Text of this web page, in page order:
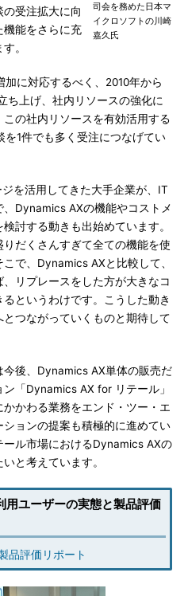
司会を務めた日本マ
イクロソフトの川崎
嘉久氏
の受注拡大に向
機能をさらに充
。
に対応するべく、2010年から
ち上げ、社内リソースの強化に
の社内リソースを有効活用する
1件でも多く受注につなげてい
を活用してきた大手企業が、IT
Dynamics AXの機能やコストメ
討する動きも出始めています。
だくさんすぎて全ての機能を使
で、Dynamics AXと比較して、
リプレースをした方が大きなコ
というわけです。こうした動き
つながっていくものと期待して
後、Dynamics AX単体の販売だ
「Dynamics AX for リテール」
かわる業務をエンド・ツー・エ
ョンの提案も積極的に進めてい
ル市場におけるDynamics AXの
と考えています。
ユーザーの実態と製品評価
品評価リポート